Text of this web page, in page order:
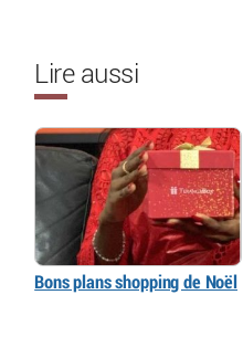
Lire aussi
Bons plans shopping de Noël